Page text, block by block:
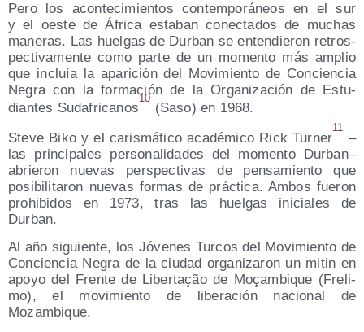
Pero los acon­te­ci­mien­tos con­tem­po­rá­neos en el sur
y el oes­te de Áfri­ca esta­ban conec­ta­dos de muchas
mane­ras. Las huel­gas de Dur­ban se enten­die­ron retros­
pec­ti­va­men­te como par­te de un momen­to más amplio
que incluía la apa­ri­ción del Movi­mien­to de Con­cien­cia
Negra con la for­ma­ción de la Orga­ni­za­ción de Estu­
dian­tes Suda­fri­ca­nos
10
(Saso) en 1968.
Ste­ve Biko y el caris­má­ti­co aca­dé­mi­co Rick Tur­ner
11
–
las prin­ci­pa­les per­so­na­li­da­des del momen­to Dur­ban–
abrie­ron nue­vas pers­pec­ti­vas de pen­sa­mien­to que
posi­bi­li­ta­ron nue­vas for­mas de prác­ti­ca. Ambos fue­ron
prohi­bi­dos en 1973, tras las huel­gas ini­cia­les de
Durban.
Al año siguien­te, los Jóve­nes Tur­cos del Movi­mien­to de
Con­cien­cia Negra de la ciu­dad orga­ni­za­ron un mitin en
apo­yo del Fren­te de Liber­tação de Moçam­bi­que (Fre­li­
mo), el movi­mien­to de libe­ra­ción nacio­nal de
Mozambique.